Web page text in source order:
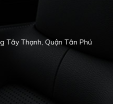
Tây Thạnh, Quận Tân Phú